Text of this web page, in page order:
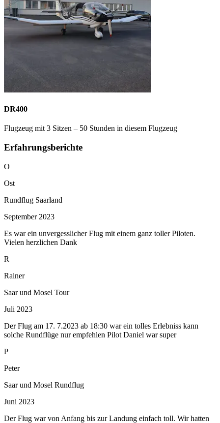
DR400
Flugzeug mit 3 Sitzen – 50 Stunden in diesem Flugzeug
Erfahrungsberichte
O
Ost
Rundflug Saarland
September 2023
Es war ein unvergesslicher Flug mit einem ganz toller Piloten.
Vielen herzlichen Dank
R
Rainer
Saar und Mosel Tour
Juli 2023
Der Flug am 17. 7.2023 ab 18:30 war ein tolles Erlebniss kann
solche Rundflüge nur empfehlen Pilot Daniel war super
P
Peter
Saar und Mosel Rundflug
Juni 2023
Der Flug war von Anfang bis zur Landung einfach toll. Wir hatten